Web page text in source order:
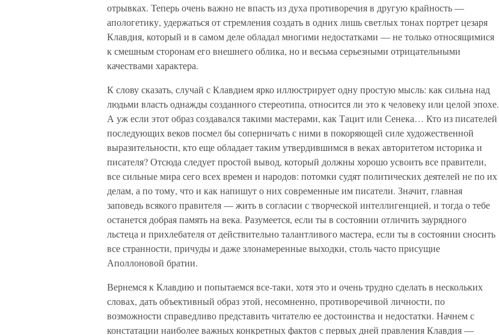
отрывках. Теперь очень важно не впасть из духа противоречия в другую крайность —
апологетику, удержаться от стремления создать в одних лишь светлых тонах портрет цезаря
Клавдия, который и в самом деле обладал многими недостатками — не только относящимися
к смешным сторонам его внешнего облика, но и весьма серьезными отрицательными
качествами характера.
К слову сказать, случай с Клавдием ярко иллюстрирует одну простую мысль: как сильна над
людьми власть однажды созданного стереотипа, относится ли это к человеку или целой эпохе.
А уж если этот образ создавался такими мастерами, как Тацит или Сенека… Кто из писателей
последующих веков посмел бы соперничать с ними в покоряющей силе художественной
выразительности, кто еще обладает таким утвердившимся в веках авторитетом историка и
писателя? Отсюда следует простой вывод, который должны хорошо усвоить все правители,
все сильные мира сего всех времен и народов: потомки судят политических деятелей не по их
делам, а по тому, что и как напишут о них современные им писатели. Значит, главная
заповедь всякого правителя — жить в согласии с творческой интеллигенцией, и тогда о тебе
останется добрая память на века. Разумеется, если ты в состоянии отличить заурядного
льстеца и прихлебателя от действительно талантливого мастера, если ты в состоянии сносить
все странности, причуды и даже злонамеренные выходки, столь часто присущие
Аполлоновой братии.
Вернемся к Клавдию и попытаемся все-таки, хотя это и очень трудно сделать в нескольких
словах, дать объективный образ этой, несомненно, противоречивой личности, по
возможности справедливо представить читателю ее достоинства и недостатки. Начнем с
констатации наиболее важных конкретных фактов с первых дней правления Клавдия —